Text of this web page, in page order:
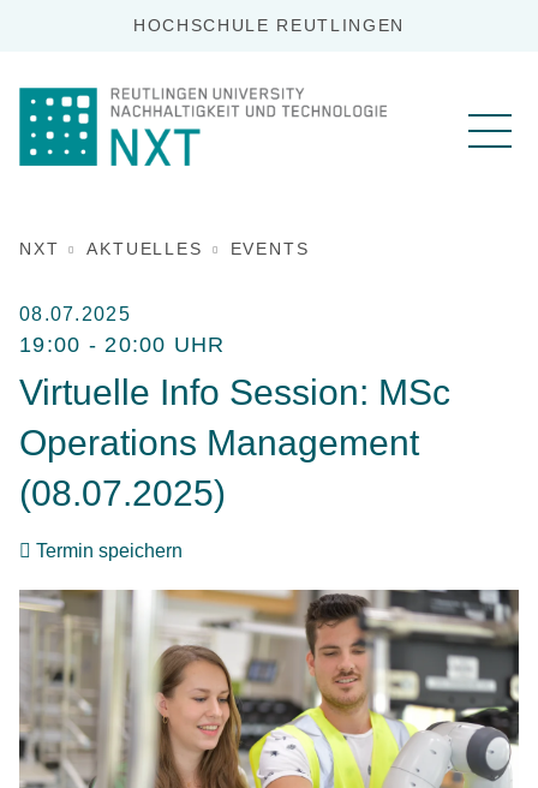
HOCHSCHULE REUTLINGEN
NXT AKTUELLES EVENTS
08.07.2025
19:00 - 20:00 UHR
Virtuelle Info Session: MSc
Operations Management
(08.07.2025)
Termin speichern